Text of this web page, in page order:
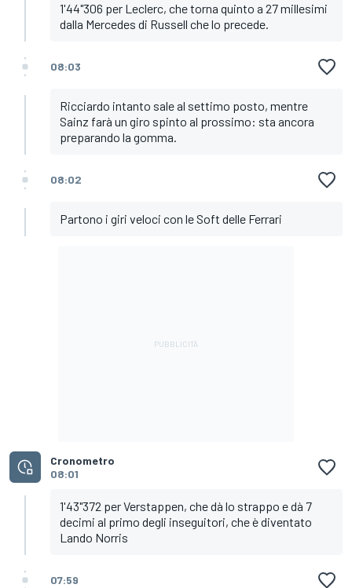
1'44"306 per Leclerc, che torna quinto a 27 millesimi
dalla Mercedes di Russell che lo precede.
08:03
Ricciardo intanto sale al settimo posto, mentre
Sainz farà un giro spinto al prossimo: sta ancora
preparando la gomma.
08:02
Partono i giri veloci con le Soft delle Ferrari
Cronometro
08:01
1'43"372 per Verstappen, che dà lo strappo e dà 7
decimi al primo degli inseguitori, che è diventato
Lando Norris
07:59